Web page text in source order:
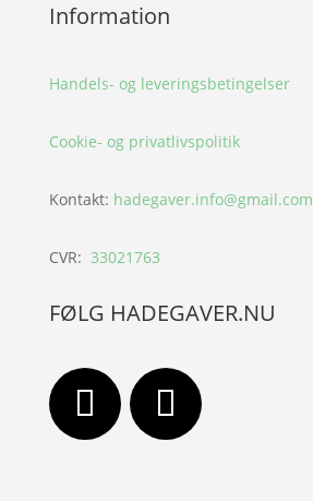
Information
Handels- og leveringsbetingelser
Cookie- og privatlivspolitik
Kontakt: hadegaver.info@gmail.com
CVR: 33021763
FØLG HADEGAVER.NU